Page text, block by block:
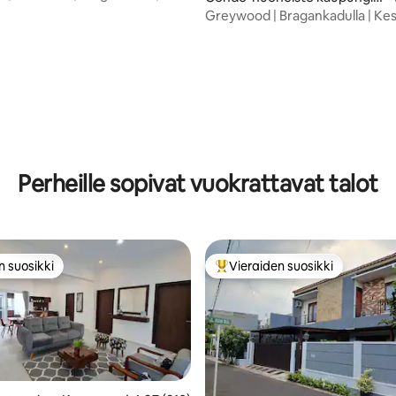
a Sumurbandung
Greywood | Bragankadulla |
Perheille sopivat vuokrattavat talot
suosikki
suosikki Vieraiden suosikkien
Vieraiden suosikki